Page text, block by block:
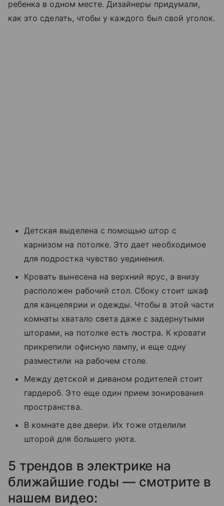
ребенка в одном месте. Дизайнеры придумали,
как это сделать, чтобы у каждого был свой уголок.
Детская выделена с помощью штор с
карнизом на потолке. Это дает необходимое
для подростка чувство уединения.
Кровать вынесена на верхний ярус, а внизу
расположен рабочий стол. Сбоку стоит шкаф
для канцелярии и одежды. Чтобы в этой части
комнаты хватало света даже с задернутыми
шторами, на потолке есть люстра. К кровати
прикрепили офисную лампу, и еще одну
разместили на рабочем столе.
Между детской и диваном родителей стоит
гардероб. Это еще один прием зонирования
пространства.
В комнате две двери. Их тоже отделили
шторой для большего уюта.
5 трендов в электрике на
ближайшие годы — смотрите в
нашем видео: